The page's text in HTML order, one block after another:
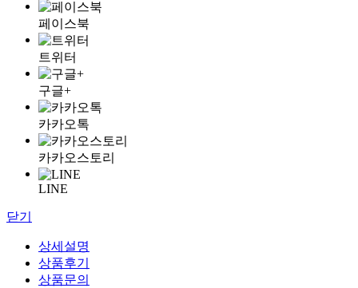
페이스북
트위터
구글+
카카오톡
카카오스토리
LINE
닫기
상세설명
상품후기
상품문의